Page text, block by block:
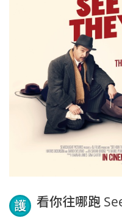
護 看你往哪跑